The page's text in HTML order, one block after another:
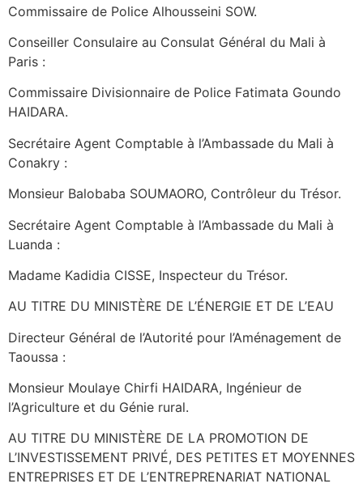
Commissaire de Police Alhousseini SOW.
Conseiller Consulaire au Consulat Général du Mali à
Paris :
Commissaire Divisionnaire de Police Fatimata Goundo
HAIDARA.
Secrétaire Agent Comptable à l’Ambassade du Mali à
Conakry :
Monsieur Balobaba SOUMAORO, Contrôleur du Trésor.
Secrétaire Agent Comptable à l’Ambassade du Mali à
Luanda :
Madame Kadidia CISSE, Inspecteur du Trésor.
AU TITRE DU MINISTÈRE DE L’ÉNERGIE ET DE L’EAU
Directeur Général de l’Autorité pour l’Aménagement de
Taoussa :
Monsieur Moulaye Chirfi HAIDARA, Ingénieur de
l’Agriculture et du Génie rural.
AU TITRE DU MINISTÈRE DE LA PROMOTION DE
L’INVESTISSEMENT PRIVÉ, DES PETITES ET MOYENNES
ENTREPRISES ET DE L’ENTREPRENARIAT NATIONAL